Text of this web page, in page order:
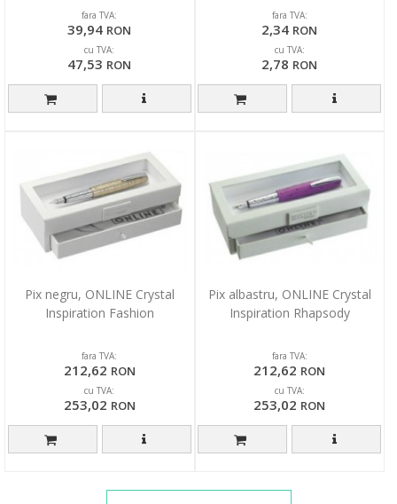
fara TVA:
39,94 RON
cu TVA:
47,53 RON
fara TVA:
2,34 RON
cu TVA:
2,78 RON
Pix negru, ONLINE Crystal
Inspiration Fashion
fara TVA:
212,62 RON
cu TVA:
253,02 RON
Pix albastru, ONLINE Crystal
Inspiration Rhapsody
fara TVA:
212,62 RON
cu TVA:
253,02 RON